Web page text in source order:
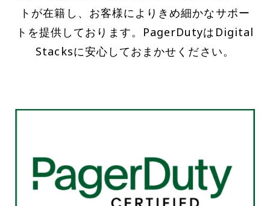
トが在籍し、お客様によりきめ細かなサポー
トを提供しております。PagerDutyはDigital
Stacksに安心しておまかせください。